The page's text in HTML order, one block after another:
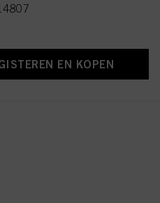
EN KOPEN